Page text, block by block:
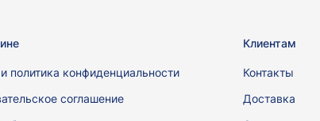
политика конфиденциальности
соглашение
Клиентам
Контакты
Доставка